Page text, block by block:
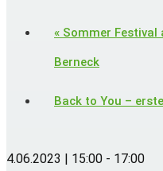
« Sommer Festival
Berneck
Back to You –
4.06.2023 | 15:00 - 17:00